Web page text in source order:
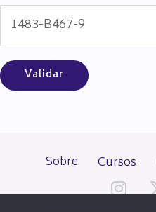
Sobre Cursos